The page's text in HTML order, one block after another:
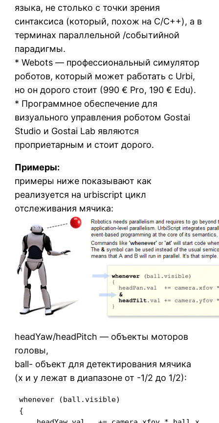
языка, не столько с точки зрения
синтаксиса (который, похож на С/C++), а в
терминах параллельной /событийной
парадигмы.
* Webots — профессиональный симулятор
роботов, который может работать с Urbi,
но он дорого стоит (990 € Pro, 190 € Edu).
* Программное обеспечение для
визуального управления роботом Gostai
Studio и Gostai Lab являются
проприетарным и стоит дорого.
Примеры:
примеры ниже показывают как
реализуется на urbiscript цикл
отслеживания мячика:
headYaw/headPitch — объекты моторов
головы,
ball- объект для детектирования мячика
(x и y лежат в диапазоне от -1/2 до 1/2):
whenever (ball.visible)
{